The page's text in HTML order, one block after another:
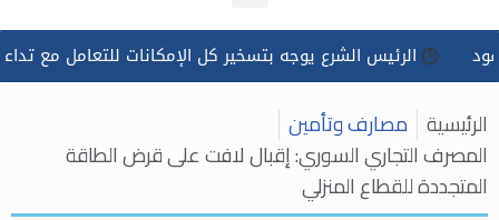
الرئيس الشرع يوجه بتسخير كل الإمكانات للتعامل مع ‏تداعيات
الرئيسية مصارف وتأمين
المصرف التجاري السوري: إقبال لافت على قرض الطاقة
المتجددة للقطاع المنزلي